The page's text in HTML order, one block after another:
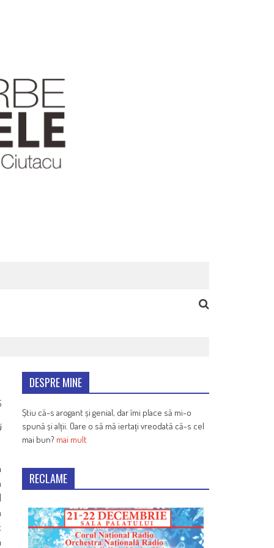
DESPRE MINE
Știu că-s arogant și genial, dar îmi place să mi-o
spună și alții. Oare o să mă iertați vreodată că-s cel
mai bun? mai mult
RECLAME